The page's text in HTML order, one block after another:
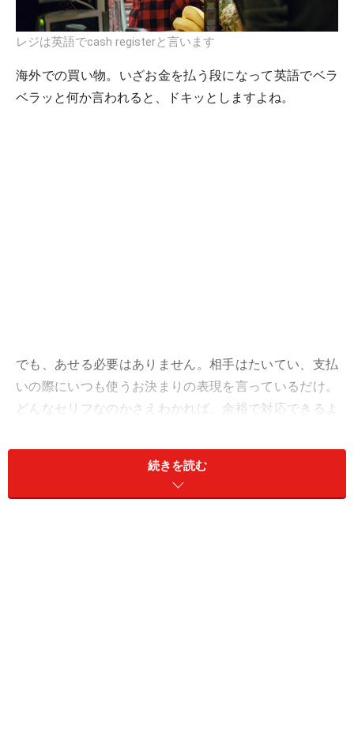
レジは英語でcash registerと言います
海外での買い物。いざお金を払う段になって英語でベラ
ベラッと何か言われると、ドキッとしますよね。
でも、あせる必要はありません。相手はたいてい、支払
いの際にいつも使うお決まりの表現を言っているだけ。
どんなセリフなのかさえわかれば、余裕で対応できるよ
今回は、そんなお決まり表現のいくつかをお教えしま
す。
続きを読む